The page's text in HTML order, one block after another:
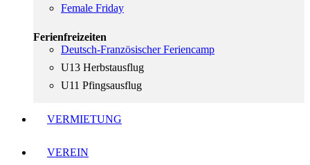
Female Friday
Ferienfreizeiten
Deutsch-Französischer Feriencamp
U13 Herbstausflug
U11 Pfingsausflug
VERMIETUNG
VEREIN